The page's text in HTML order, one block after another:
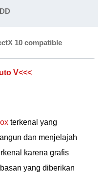
10 compatible
V<<<
terkenal yang
dan menjelajah
karena grafis
yang diberikan